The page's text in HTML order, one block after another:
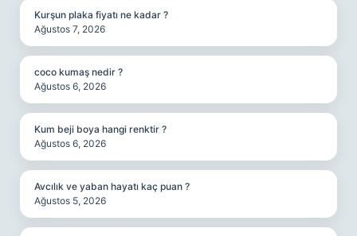
Kurşun plaka fiyatı ne kadar ?
Ağustos 7, 2026
coco kumaş nedir ?
Ağustos 6, 2026
Kum beji boya hangi renktir ?
Ağustos 6, 2026
Avcılık ve yaban hayatı kaç puan ?
Ağustos 5, 2026